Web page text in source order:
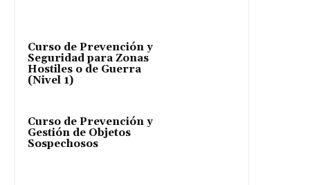
Curso de Prevención y
Seguridad para Zonas
Hostiles o de Guerra
(Nivel 1)
Curso de Prevención y
Gestión de Objetos
Sospechosos